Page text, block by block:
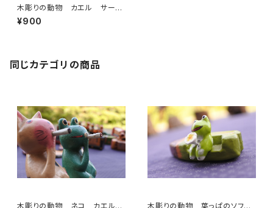
木彫りの動物 カエル サーフ
ァー
¥900
同じカテゴリの商品
木彫りの動物 ネコ カエル 木彫りの動物 葉っぱのソフ